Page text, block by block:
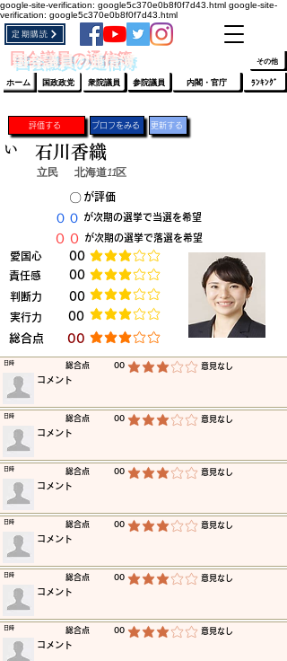
google-site-verification: google5c370e0b8f0f7d43.html google-site-
verification: google5c370e0b8f0f7d43.html
​国会議員の通信簿
定期購読
ホーム 国政政党 衆院議員 参院議員 ﾗﾝｷﾝｸﾞ
内閣・官庁
その他
評価する プロフをみる 更新する
立民 北海道11区
​が評価
​が次期の選挙で当選を希望
​が次期の選挙で落選を希望
​愛国心 ​00 平均評価 3 /5
​責任感 ​00 平均評価 3 /5
​判断力 ​00 平均評価 3 /5
​実行力 ​00 平均評価 3 /5
​総合点 ​00 平均評価 3 /5
い 石川香織
​〇​
​００
​００
​総合点 00 平均評価 3 /5 ​意見なし
​日時
​コメント
​総合点 00 平均評価 3 /5 ​意見なし
​日時
​コメント
​総合点 00 平均評価 3 /5 ​意見なし
​日時
​コメント
​総合点 00 平均評価 3 /5 ​意見なし
​日時
​コメント
​総合点 00 平均評価 3 /5 ​意見なし
​日時
​コメント
​総合点 00 平均評価 3 /5 ​意見なし
​日時
​コメント